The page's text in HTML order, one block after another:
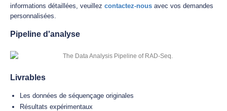
informations détaillées, veuillez contactez-nous avec vos demandes
personnalisées.
Pipeline d'analyse
Livrables
Les données de séquençage originales
Résultats expérimentaux